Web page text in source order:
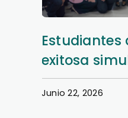
Así se vivió
en la Filial
Junio 22, 2026